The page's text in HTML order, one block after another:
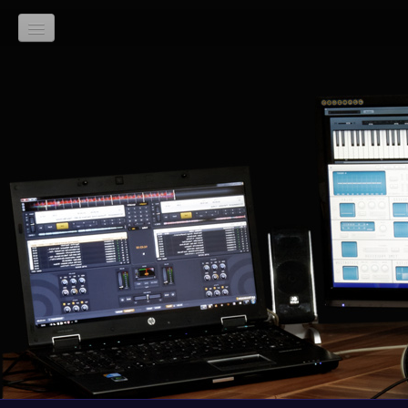
Web-Design
Archiv
Haus-Musik
RS House-Club Band
Inspiration Plauen
Con-Six Karl-Marx-Stadt
ad libitum Köthen
BUMM Eisenberg